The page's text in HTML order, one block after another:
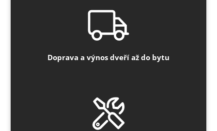
Doprava a výnos dveří až do bytu